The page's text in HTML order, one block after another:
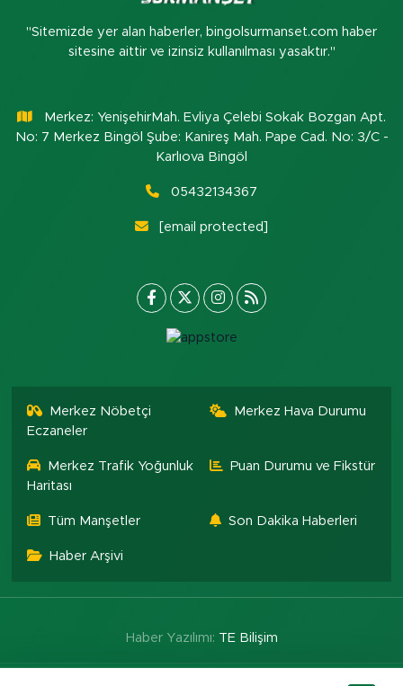
"Sitemizde yer alan haberler, bingolsurmanset.com haber
sitesine aittir ve izinsiz kullanılması yasaktır."
Merkez: YenişehirMah. Evliya Çelebi Sokak Bozgan Apt.
No: 7 Merkez Bingöl Şube: Kanireş Mah. Pape Cad. No: 3/C -
Karlıova Bingöl
05432134367
[email protected]
Merkez Nöbetçi
Eczaneler
Merkez Hava Durumu
Merkez Trafik Yoğunluk
Haritası
Puan Durumu ve Fikstür
Tüm Manşetler Son Dakika Haberleri
Haber Arşivi
Haber Yazılımı: TE Bilişim